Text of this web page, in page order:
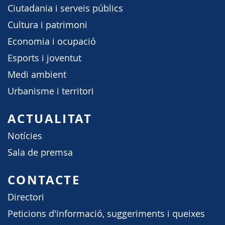
Ciutadania i serveis públics
Cultura i patrimoni
Economia i ocupació
Esports i joventut
Medi ambient
Urbanisme i territori
ACTUALITAT
Notícies
Sala de premsa
CONTACTE
Directori
Peticions d'informació, suggeriments i queixes